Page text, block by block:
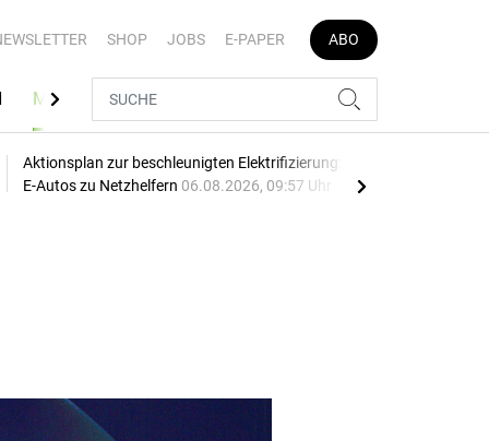
SHOP JOBS E-PAPER ABO
MEDIATHEK
Aktionsplan zur beschleunigten Elektrifizierung: EU macht
E-Autos zu Netzhelfern 06.08.2026, 09:57 Uhr